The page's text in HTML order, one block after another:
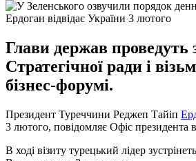
Ердоган відвідає України 3 лютого
Глави держав проведуть
Стратегічної ради і
бізнес-форумі.
Президент Туреччини Реджеп Тайіп
3 лютого, повідомляє Офіс президента
В ході візиту турецький лідер